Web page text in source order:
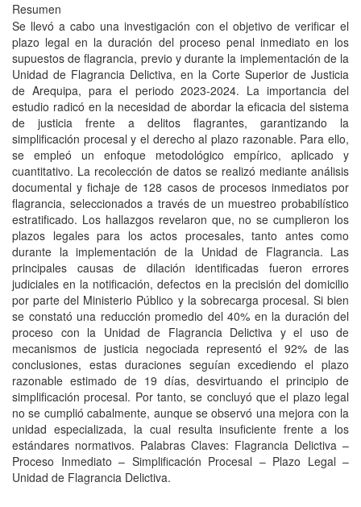
Resumen
Se llevó a cabo una investigación con el objetivo de verificar el
plazo legal en la duración del proceso penal inmediato en los
supuestos de flagrancia, previo y durante la implementación de la
Unidad de Flagrancia Delictiva, en la Corte Superior de Justicia
de Arequipa, para el periodo 2023-2024. La importancia del
estudio radicó en la necesidad de abordar la eficacia del sistema
de justicia frente a delitos flagrantes, garantizando la
simplificación procesal y el derecho al plazo razonable. Para ello,
se empleó un enfoque metodológico empírico, aplicado y
cuantitativo. La recolección de datos se realizó mediante análisis
documental y fichaje de 128 casos de procesos inmediatos por
flagrancia, seleccionados a través de un muestreo probabilístico
estratificado. Los hallazgos revelaron que, no se cumplieron los
plazos legales para los actos procesales, tanto antes como
durante la implementación de la Unidad de Flagrancia. Las
principales causas de dilación identificadas fueron errores
judiciales en la notificación, defectos en la precisión del domicilio
por parte del Ministerio Público y la sobrecarga procesal. Si bien
se constató una reducción promedio del 40% en la duración del
proceso con la Unidad de Flagrancia Delictiva y el uso de
mecanismos de justicia negociada representó el 92% de las
conclusiones, estas duraciones seguían excediendo el plazo
razonable estimado de 19 días, desvirtuando el principio de
simplificación procesal. Por tanto, se concluyó que el plazo legal
no se cumplió cabalmente, aunque se observó una mejora con la
unidad especializada, la cual resulta insuficiente frente a los
estándares normativos. Palabras Claves: Flagrancia Delictiva –
Proceso Inmediato – Simplificación Procesal – Plazo Legal –
Unidad de Flagrancia Delictiva.